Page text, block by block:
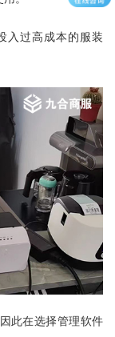
入过高成本的服装
此在选择管理软件